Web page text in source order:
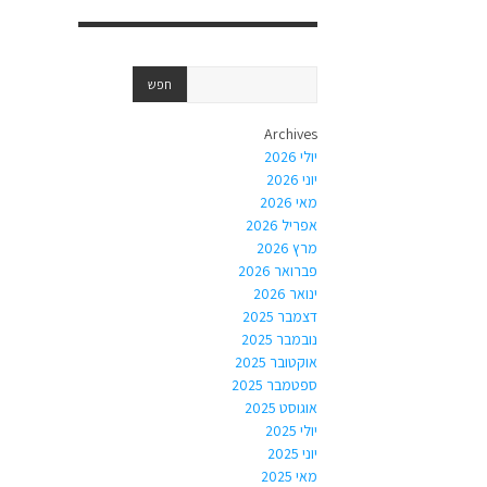
Archives
יולי 2026
יוני 2026
מאי 2026
אפריל 2026
מרץ 2026
פברואר 2026
ינואר 2026
דצמבר 2025
נובמבר 2025
אוקטובר 2025
ספטמבר 2025
אוגוסט 2025
יולי 2025
יוני 2025
מאי 2025